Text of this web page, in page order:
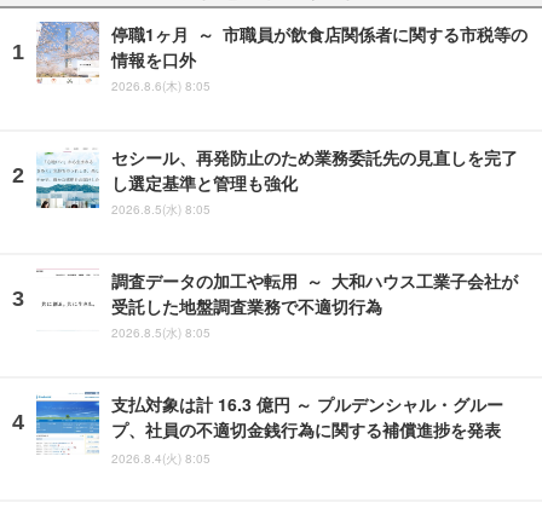
停職1ヶ月 ～ 市職員が飲食店関係者に関する市税等の
情報を口外
2026.8.6(木) 8:05
セシール、再発防止のため業務委託先の見直しを完了
し選定基準と管理も強化
2026.8.5(水) 8:05
調査データの加工や転用 ～ 大和ハウス工業子会社が
受託した地盤調査業務で不適切行為
2026.8.5(水) 8:05
支払対象は計 16.3 億円 ～ プルデンシャル・グルー
プ、社員の不適切金銭行為に関する補償進捗を発表
2026.8.4(火) 8:05